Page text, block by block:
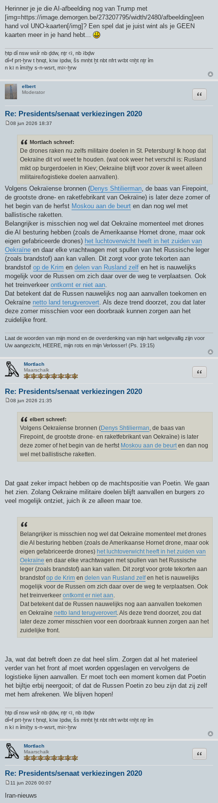
Herinner je je die AI-afbeelding nog van Trump met
[img=https://image.demorgen.be/273207795/width/2480/afbeelding]een
hand vol UNO-kaarten[/img]? Een spel dat je juist wint als je GEEN
kaarten meer in je hand hebt...
ḥtp dỉ nsw wsỉr nb ḏdw, nṯr ꜥꜣ, nb ꜣbḏw
dỉ=f prt-ḫrw t ḥnqt, kꜣw ꜣpdw, šs mnḥt ḫt nbt nfrt wꜥbt ꜥnḫt nṯr ỉm
n kꜣ n ỉmꜣḫy s-n-wsrt, mꜣꜥ-ḫrw
elbert
Moderator
Re: Presidents/senaat verkiezingen 2020
Citeer
08 jun 2026 18:37
Mortlach schreef:
De drones raken nu zelfs militaire doelen in St. Petersburg! Ik hoop dat
Oekraïne dit vol weet te houden. (wat ook weer het verschil is: Rusland
mikt op burgerdoelen in Kiev; Oekraïne blijft voor zover ik weet alleen
militaire/logistieke doelen aanvallen).
Volgens Oekraïense bronnen (Denys Shtilierman , de baas van Firepoint,
de grootste drone- en raketfebrikant van Oekraïne) is later deze zomer of
het begin van de herfst Moskou aan de beurt en dan nog wel met
ballistische raketten.
Belangrijker is misschien nog wel dat Oekraïne momenteel met drones
die AI besturing hebben (zoals de Amerikaanse Hornet drone, maar ook
eigen gefabriceerde drones) het luchtoverwicht heeft in het zuiden van
Oekraïne en daar elke vrachtwagen met spullen van het Russische leger
(zoals brandstof) aan kan vallen. Dit zorgt voor grote tekorten aan
brandstof op de Krim en delen van Rusland zelf en het is nauwelijks
mogelijk voor de Russen om zich daar over de weg te verplaatsen. Ook
het treinverkeer ontkomt er niet aan
Dat betekent dat de Russen nauwelijks nog aan aanvallen toekomen en
Oekraïne netto land terugverovert . Als deze trend doorzet, zou dat later
deze zomer misschien voor een doorbraak kunnen zorgen aan het
zuidelijke front.
Laat de woorden van mijn mond en de overdenking van mijn hart welgevallig zijn voor
Uw aangezicht, HEERE, mijn rots en mijn Verlosser! (Ps. 19:15)
Mortlach
Maarschalk
Re: Presidents/senaat verkiezingen 2020
Citeer
08 jun 2026 21:35
elbert schreef:
Volgens Oekraïense bronnen (Denys Shtilierman, de baas van
Firepoint, de grootste drone- en raketfebrikant van Oekraïne) is later
deze zomer of het begin van de herfst Moskou aan de beurten dan nog
wel met ballistische raketten.
Dat gaat zeker impact hebben op de machtspositie van Poetin. We gaan
het zien. Zolang Oekraine militaire doelen blijft aanvallen en burgers zo
veel mogelijk ontziet, juich ik ze alleen maar toe.
Belangrijker is misschien nog wel dat Oekraïne momenteel met drones
die AI besturing hebben (zoals de Amerikaanse Hornet drone, maar ook
eigen gefabriceerde drones) het luchtoverwicht heeft in het zuiden van
Oekraïne en daar elke vrachtwagen met spullen van het Russische
leger (zoals brandstof) aan kan vallen. Dit zorgt voor grote tekorten aan
brandstofop de Krim en delen van Rusland zelfen het is nauwelijks
mogelijk voor de Russen om zich daar over de weg te verplaatsen. Ook
het treinverkeer ontkomt er niet aan.
Dat betekent dat de Russen nauwelijks nog aan aanvallen toekomen
en Oekraïne netto land terugverovert. Als deze trend doorzet, zou dat
later deze zomer misschien voor een doorbraak kunnen zorgen aan het
zuidelijke front.
Ja, wat dat betreft doen ze dat heel slim. Zorgen dat al het materieel
verder van het front af moet worden opgeslagen en vervolgens de
logistieke lijnen aanvallen. Er moet toch een moment komen dat Poetin
het bijltje erbij neergooit; of dat de Russen Poetin zo beu zijn dat zij zelf
met hem afrekenen. We blijven hopen!
ḥtp dỉ nsw wsỉr nb ḏdw, nṯr ꜥꜣ, nb ꜣbḏw
dỉ=f prt-ḫrw t ḥnqt, kꜣw ꜣpdw, šs mnḥt ḫt nbt nfrt wꜥbt ꜥnḫt nṯr ỉm
n kꜣ n ỉmꜣḫy s-n-wsrt, mꜣꜥ-ḫrw
Mortlach
Maarschalk
Re: Presidents/senaat verkiezingen 2020
Citeer
r
11 jun 2026 00:07
Iran-nieuws